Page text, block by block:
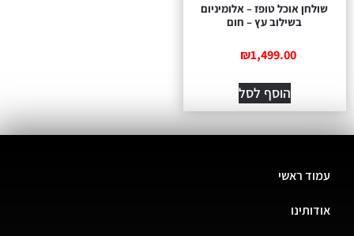
שולחן אוכל טופז – אלומיניום
בשילוב עץ – חום
₪1,499.00
הוסף לסל
עמוד ראשי
אודותינו